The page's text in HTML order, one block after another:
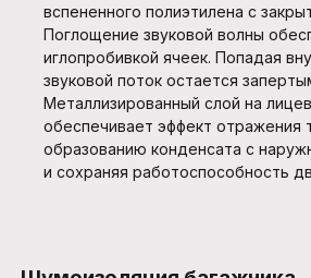
вспененного полиэтилена с
Поглощение звуковой волны
иглопробивкой ячеек. Попадая
звуковой поток остается
Металлизированный слой на
обеспечивает эффект отражения
образованию конденсата с
и сохраняя работоспособность